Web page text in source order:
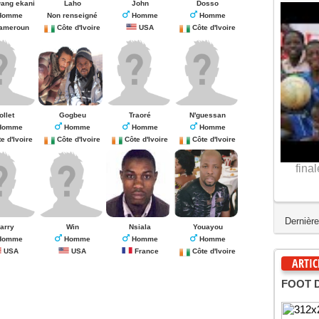
ekani
Laho
Non renseigné
Côte d'Ivoire
John
Homme
USA
Dosso
Homme
Côte d'Ivoire
Gogbeu
Homme
Côte d'Ivoire
Traoré
Homme
Côte d'Ivoire
N'guessan
Homme
Côte d'Ivoire
Win
Homme
USA
Nsiala
Homme
France
Youayou
Homme
Côte d'Ivoire
de volée au foot : la
finale cfcf ( centre de
FOOT